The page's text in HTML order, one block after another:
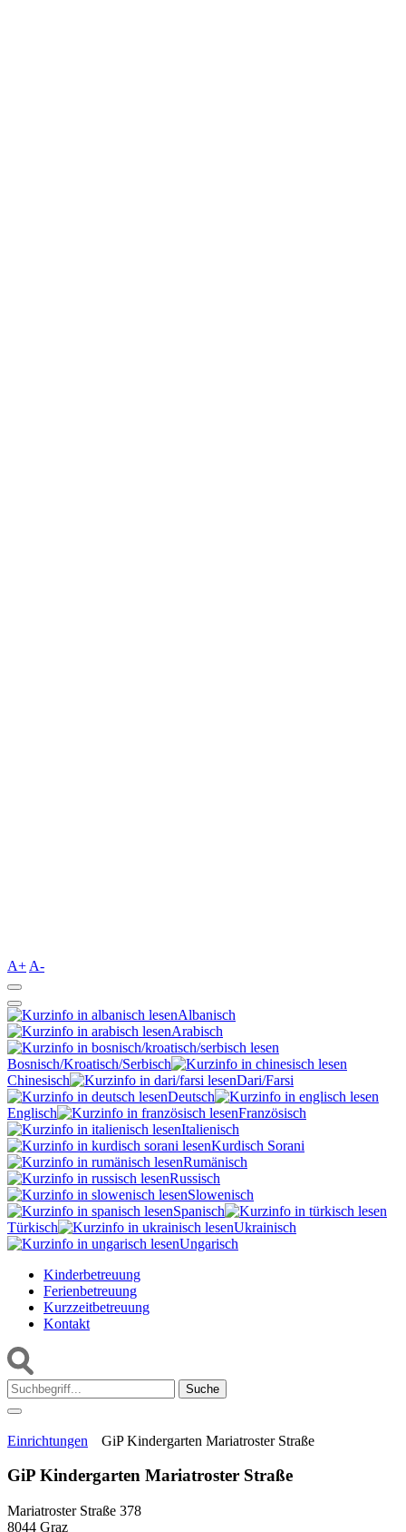
A+ A-
Albanisch
Arabisch
Bosnisch/Kroatisch/Serbisch
Chinesisch
Dari/Farsi
Deutsch
Englisch
Französisch
Italienisch
Kurdisch Sorani‎
Rumänisch
Russisch
Slowenisch
Spanisch
Türkisch
Ukrainisch
Ungarisch
Kinderbetreuung
Ferienbetreuung
Kurzzeitbetreuung
Kontakt
Suche:
Einrichtungen GiP Kindergarten Mariatroster Straße
GiP Kindergarten Mariatroster Straße
Mariatroster Straße 378
8044 Graz